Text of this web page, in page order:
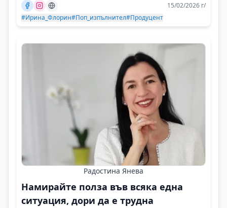
15/02/2026 г/
#Ирина_Флорин#Поп_изпълнител#Продуцент
Радостина Янева
Намирайте полза във всяка една
ситуация, дори да е трудна